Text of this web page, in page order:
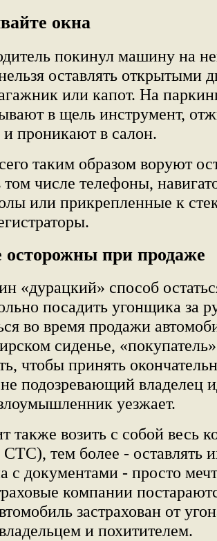
окна
покинул машину на
оставлять открытыми
или капот. На
в щель инструмент,
проникают в салон.
таким образом воруют
числе телефоны,
или прикрепленные к
осторожны при продаже
«дурацкий» способ
посадить угонщика за
во время продажи
сиденье,
чтобы принять
подозревающий владелец
уезжает.
также возить с собой весь
тем более - оставлять
документами - просто
компании
застрахован от
и похитителем.